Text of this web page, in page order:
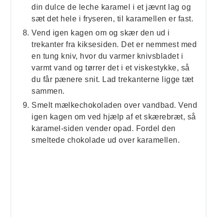
din dulce de leche karamel i et jævnt lag og
sæt det hele i fryseren, til karamellen er fast.
Vend igen kagen om og skær den ud i
trekanter fra kiksesiden. Det er nemmest med
en tung kniv, hvor du varmer knivsbladet i
varmt vand og tørrer det i et viskestykke, så
du får pænere snit. Lad trekanterne ligge tæt
sammen.
Smelt mælkechokoladen over vandbad. Vend
igen kagen om ved hjælp af et skærebræt, så
karamel-siden vender opad. Fordel den
smeltede chokolade ud over karamellen.